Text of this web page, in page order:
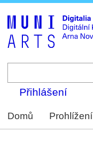
Přihlášení
Domů Prohlížení